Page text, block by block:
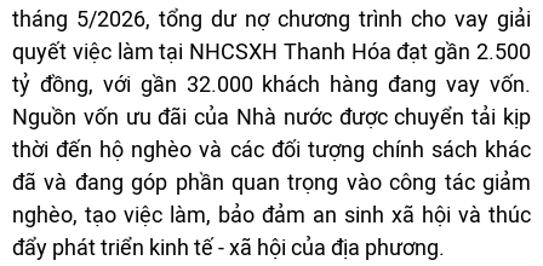
tháng 5/2026, tổng dư nợ chương trình cho vay giải
quyết việc làm tại NHCSXH Thanh Hóa đạt gần 2.500
tỷ đồng, với gần 32.000 khách hàng đang vay vốn.
Nguồn vốn ưu đãi của Nhà nước được chuyển tải kịp
thời đến hộ nghèo và các đối tượng chính sách khác
đã và đang góp phần quan trọng vào công tác giảm
nghèo, tạo việc làm, bảo đảm an sinh xã hội và thúc
đẩy phát triển kinh tế - xã hội của địa phương.